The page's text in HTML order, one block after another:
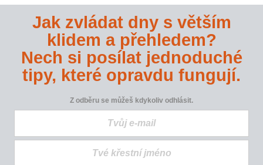
l
á
d
a
c
í
p
r
v
k
y
v
Jak zvládat dny s větším
klidem a přehledem?
Nech si posílat jednoduché
tipy, které opravdu fungují.
Z odběru se můžeš kdykoliv odhlásit.